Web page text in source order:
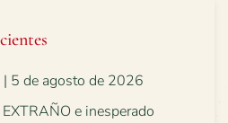
| 5 de agosto de 2026
e inesperado